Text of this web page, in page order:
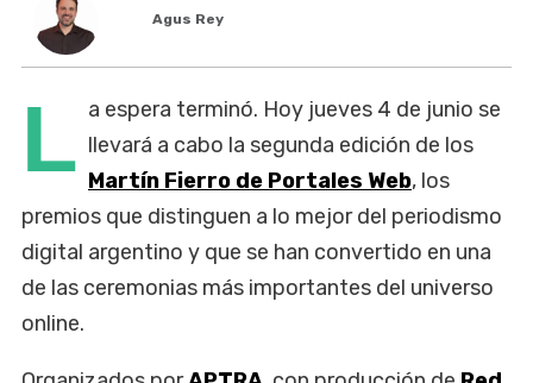
Agus Rey
L a espera terminó. Hoy jueves 4 de junio se
llevará a cabo la segunda edición de los
Martín Fierro de Portales Web, los
premios que distinguen a lo mejor del periodismo
digital argentino y que se han convertido en una
de las ceremonias más importantes del universo
online.